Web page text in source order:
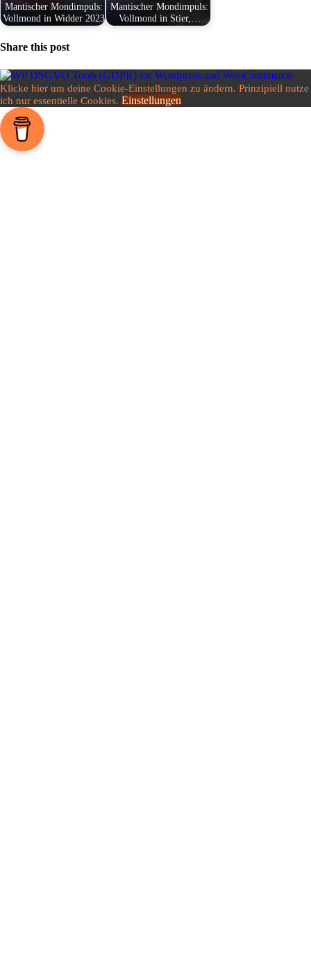
Man­ti­scher Mond­im­puls:
Voll­mond in Widder 2023
Man­ti­scher Mond­im­puls:
Voll­mond in Stier,…
Share this post
Klicke hier um deine Cookie-Einstellungen zu ändern. Prinzipiell nutze
ich nur essentielle Cookies. Einstellungen